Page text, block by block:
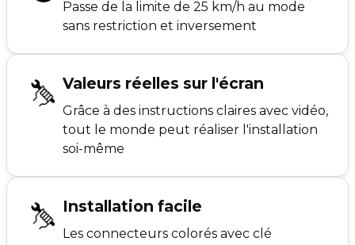
Passe de la limite de 25 km/h au mode
sans restriction et inversement
Valeurs réelles sur l'écran
Grâce à des instructions claires avec vidéo,
tout le monde peut réaliser l'installation
soi-même
Installation facile
Les connecteurs colorés avec clé